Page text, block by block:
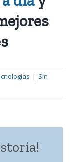
| Sin